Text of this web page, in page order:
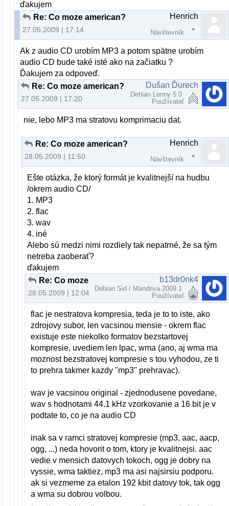
ďakujem
Re: Co moze american?
27.05.2009 | 17:14
Henrich
Návštevník
Ak z audio CD urobím MP3 a potom spätne urobím
audio CD bude také isté ako na začiatku ?
Ďakujem za odpoveď.
Re: Co moze american?
27.05.2009 | 17:20
Dušan Ďurech
Debian Lenny 5.0
Používateľ
nie, lebo MP3 ma stratovu komprimaciu dat.
Re: Co moze american?
28.05.2009 | 11:50
Henrich
Návštevník
Ešte otázka, že ktorý formát je kvalitnejší na hudbu
/okrem audio CD/
1. MP3
2. flac
3. wav
4. iné
Alebo sú medzi nimi rozdiely tak nepatrné, že sa tým
netreba zaoberať?
ďakujem
Re: Co moze american?
28.05.2009 | 12:04
b13dr0nk4
Debian Sid / Mandriva 2009.1
Používateľ
flac je nestratova kompresia, teda je to to iste, ako
zdrojovy subor, len vacsinou mensie - okrem flac
existuje este niekolko formatov bezstartovej
kompresie, uvediem len lpac, wma (ano, aj wma ma
moznost bezstratovej kompresie s tou vyhodou, ze ti
to prehra takmer kazdy "mp3" prehravac).
wav je vacsinou original - zjednodusene povedane,
wav s hodnotami 44.1 kHz vzorkovanie a 16 bit je v
podtate to, co je na audio CD
inak sa v ramci stratovej kompresie (mp3, aac, aacp,
ogg, ...) neda hovorit o tom, ktory je kvalitnejsi. aac
vedie v mensich datovych tokoch, ogg je dobry na
vyssie, wma taktiez, mp3 ma asi najsirsiu podporu.
ak si vezmeme za etalon 192 kbit datovy tok, tak ogg
a wma su dobrou volbou.